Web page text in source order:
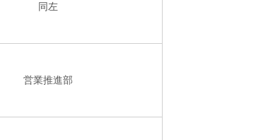
同左
営業推進部